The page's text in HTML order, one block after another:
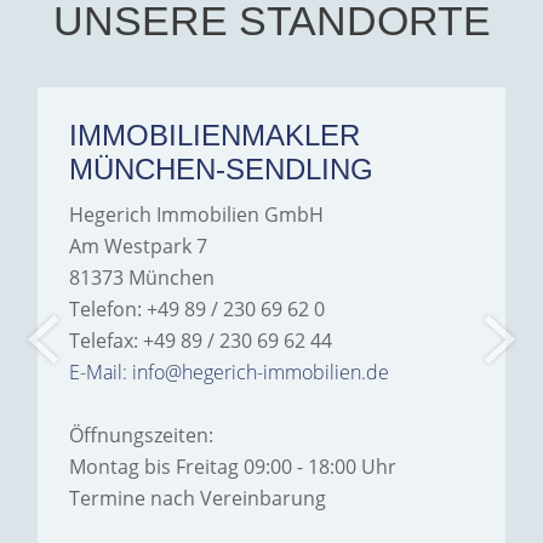
Hegerich Immobilien to
anyone looking for a home.
UNSERE STANDORTE
IMMOBILIENMAKLER
MÜNCHEN-SENDLING
Hegerich Immobilien GmbH
Am Westpark 7
81373 München
Telefon: +49 89 / 230 69 62 0
Telefax: +49 89 / 230 69 62 44
E-Mail: info@hegerich-immobilien.de
Öffnungszeiten:
Montag bis Freitag 09:00 - 18:00 Uhr
Termine nach Vereinbarung